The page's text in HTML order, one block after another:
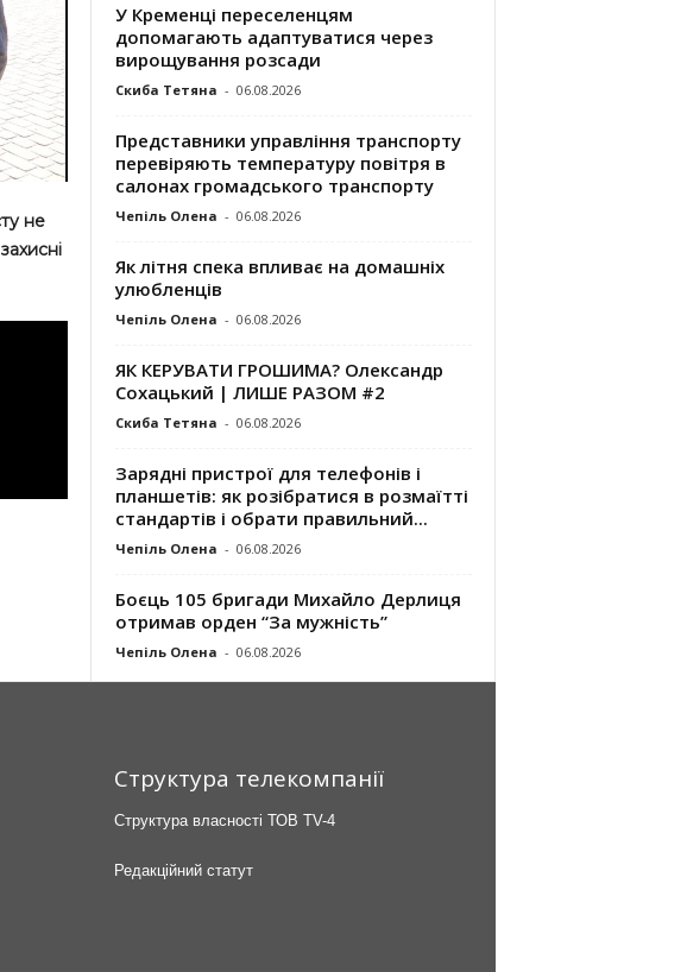
не
У Кременці переселенцям
допомагають адаптуватися через
вирощування розсади
Скиба Тетяна - 06.08.2026
Представники управління транспорту
перевіряють температуру повітря в
салонах громадського транспорту
Чепіль Олена - 06.08.2026
Як літня спека впливає на домашніх
улюбленців
Чепіль Олена - 06.08.2026
ЯК КЕРУВАТИ ГРОШИМА? Олександр
Сохацький | ЛИШЕ РАЗОМ #2
Скиба Тетяна - 06.08.2026
Зарядні пристрої для телефонів і
планшетів: як розібратися в розмаїтті
стандартів і обрати правильний...
Чепіль Олена - 06.08.2026
Боєць 105 бригади Михайло Дерлиця
отримав орден “За мужність”
Чепіль Олена - 06.08.2026
Структура телекомпанії
Структура власності ТОВ TV-4
Редакційний статут